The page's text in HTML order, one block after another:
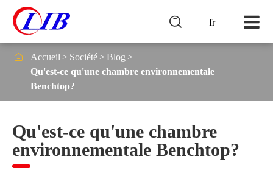
fr

 Accueil Société
Blog
Qu'est-ce qu'une chambre environnementale
Benchtop?
Qu'est-ce qu'une chambre
environnementale Benchtop?